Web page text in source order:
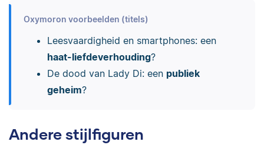
Oxymoron voorbeelden (titels)
Leesvaardigheid en smartphones: een
haat-liefdeverhouding?
De dood van Lady Di: een publiek
geheim?
Andere stijlfiguren